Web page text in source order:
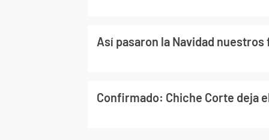
Así pasaron la Navidad nuestros
Confirmado: Chiche Corte deja